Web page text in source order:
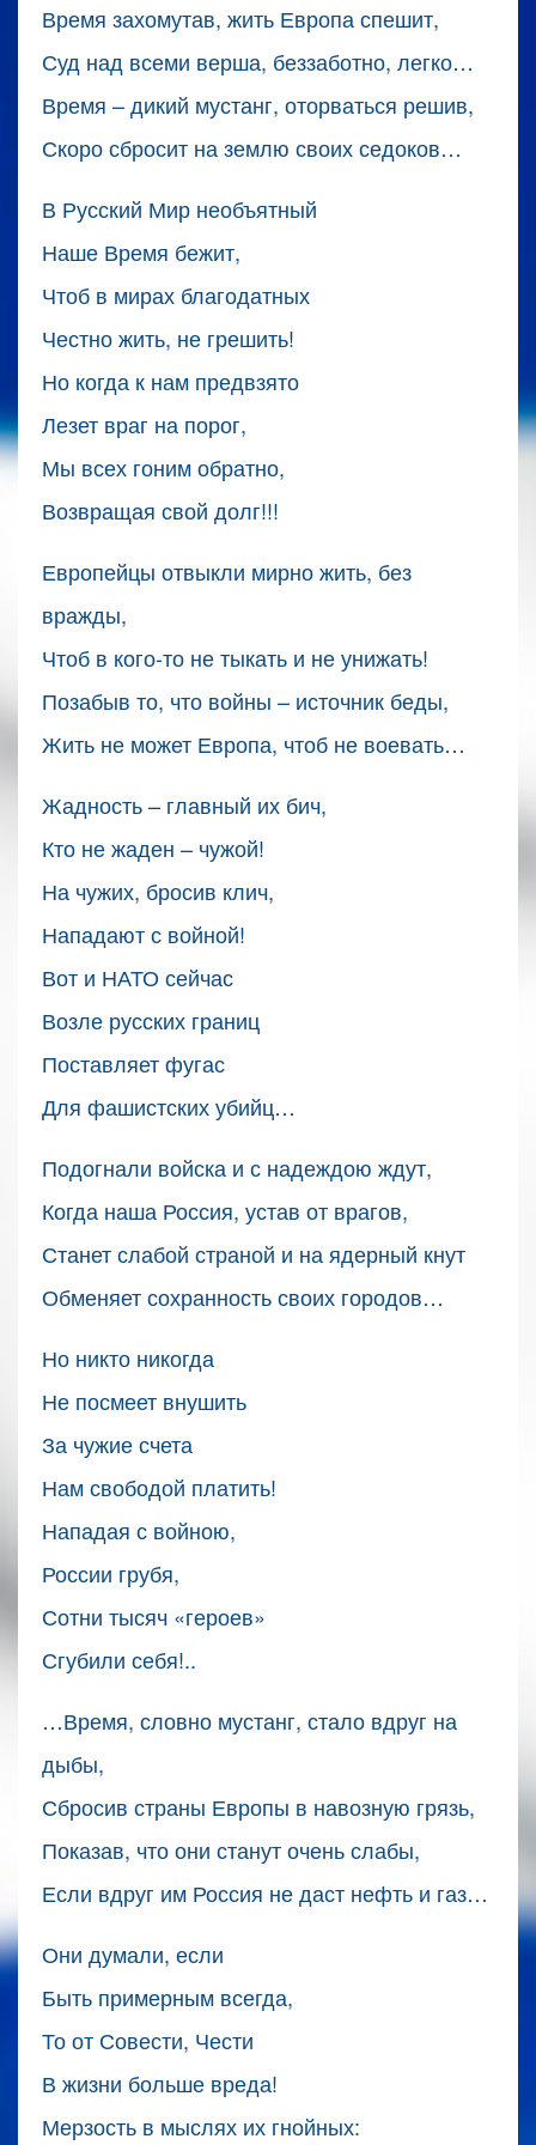
Время захомутав, жить Европа спешит,
Суд над всеми верша, беззаботно, легко…
Время – дикий мустанг, оторваться решив,
Скоро сбросит на землю своих седоков…
В Русский Мир необъятный
Наше Время бежит,
Чтоб в мирах благодатных
Честно жить, не грешить!
Но когда к нам предвзято
Лезет враг на порог,
Мы всех гоним обратно,
Возвращая свой долг!!!
Европейцы отвыкли мирно жить, без
вражды,
Чтоб в кого-то не тыкать и не унижать!
Позабыв то, что войны – источник беды,
Жить не может Европа, чтоб не воевать…
Жадность – главный их бич,
Кто не жаден – чужой!
На чужих, бросив клич,
Нападают с войной!
Вот и НАТО сейчас
Возле русских границ
Поставляет фугас
Для фашистских убийц…
Подогнали войска и с надеждою ждут,
Когда наша Россия, устав от врагов,
Станет слабой страной и на ядерный кнут
Обменяет сохранность своих городов…
Но никто никогда
Не посмеет внушить
За чужие счета
Нам свободой платить!
Нападая с войною,
России грубя,
Сотни тысяч «героев»
Сгубили себя!..
…Время, словно мустанг, стало вдруг на
дыбы,
Сбросив страны Европы в навозную грязь,
Показав, что они станут очень слабы,
Если вдруг им Россия не даст нефть и газ…
Они думали, если
Быть примерным всегда,
То от Совести, Чести
В жизни больше вреда!
Мерзость в мыслях их гнойных: